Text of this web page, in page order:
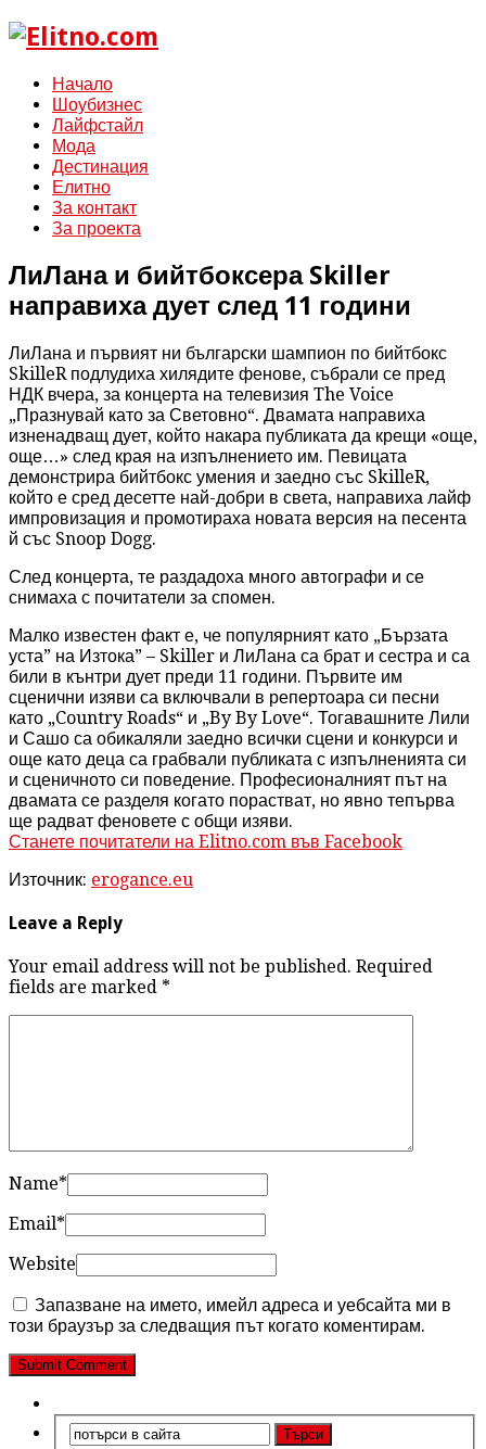
Начало
Шоубизнес
Лайфстайл
Мода
Дестинация
Елитно
За контакт
За проекта
ЛиЛана и бийтбоксера Skiller
направиха дует след 11 години
ЛиЛана и първият ни български шампион по бийтбокс
SkilleR подлудиха хилядите фенове, събрали се пред
НДК вчера, за концерта на телевизия The Voice
„Празнувай като за Световно“. Двамата направиха
изненадващ дует, който накара публиката да крещи «още,
още…» след края на изпълнението им. Певицата
демонстрира бийтбокс умения и заедно със SkilleR,
който е сред десетте най-добри в света, направиха лайф
импровизация и промотираха новата версия на песента
й със Snoop Dogg.
След концерта, те раздадоха много автографи и се
снимаха с почитатели за спомен.
Малко известен факт е, че популярният като „Бързата
уста” на Изтока” – Skiller и ЛиЛана са брат и сестра и са
били в кънтри дует преди 11 години. Първите им
сценични изяви са включвали в репертоара си песни
като „Country Roads“ и „By By Love“. Тогавашните Лили
и Сашо са обикаляли заедно всички сцени и конкурси и
още като деца са грабвали публиката с изпълненията си
и сценичното си поведение. Професионалният път на
двамата се разделя когато порастват, но явно тепърва
ще радват феновете с общи изяви.
Станете почитатели на Elitno.com във Facebook
Източник: erogance.eu
Leave a Reply
Your email address will not be published. Required
fields are marked *
Name*
Email*
Website
Запазване на името, имейл адреса и уебсайта ми в
този браузър за следващия път когато коментирам.